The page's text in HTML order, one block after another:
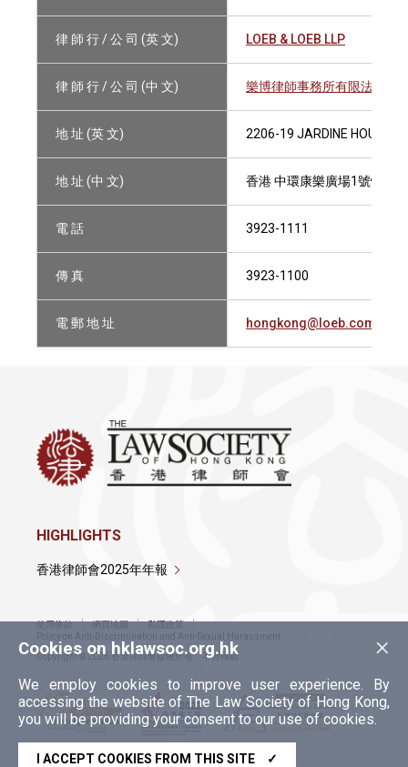
律 師 行 / 公 司 (英 文) LOEB & LOEB LLP
律 師 行 / 公 司 (中 文) 樂博律師事務所有限法律責
地 址 (英 文) 2206-19 JARDINE HOUSE, 1
地 址 (中 文) 香港 中環康樂廣場1號怡和
電 話 3923-1111
傳 真 3923-1100
電 郵 地 址 hongkong@loeb.com
×
Cookies on hklawsoc.org.hk
We employ cookies to improve user experience. By
accessing the website of The Law Society of Hong Kong,
you will be providing your consent to our use of cookies.
I ACCEPT COOKIES FROM THIS SITE ✓
HIGHLIGHTS
香港律師會2025年年報
使用條款 網頁地圖
私隱政策
Policy on Anti-Discrimination and Anti-Sexual Harassment
Copyright © 2026 香港律師會版權所有，不得轉載